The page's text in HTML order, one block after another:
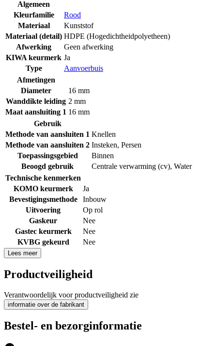
Algemeen
Kleurfamilie
Rood
Materiaal
Kunststof
Materiaal (detail) HDPE (Hogedichtheidpolyetheen)
Afwerking
Geen afwerking
KIWA keurmerk Ja
Type
Aanvoerbuis
Afmetingen
Diameter
16 mm
Wanddikte leiding 2 mm
Maat aansluiting 1 16 mm
Gebruik
Methode van aansluiten 1 Knellen
Methode van aansluiten 2 Insteken, Persen
Toepassingsgebied
Binnen
Beoogd gebruik
Centrale verwarming (cv), Water
Technische kenmerken
KOMO keurmerk
Ja
Bevestigingsmethode
Inbouw
Uitvoering
Op rol
Gaskeur
Nee
Gastec keurmerk
Nee
KVBG gekeurd
Nee
Lees meer
Productveiligheid
Verantwoordelijk voor productveiligheid zie
informatie over de fabrikant
Bestel- en bezorginformatie